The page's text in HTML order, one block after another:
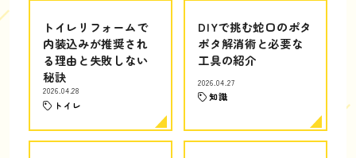
トイレリフォームで
内装込みが推奨され
る理由と失敗しない
秘訣
2026.04.28
トイレ
DIYで挑む蛇口のポタ
ポタ解消術と必要な
工具の紹介
2026.04.27
知識